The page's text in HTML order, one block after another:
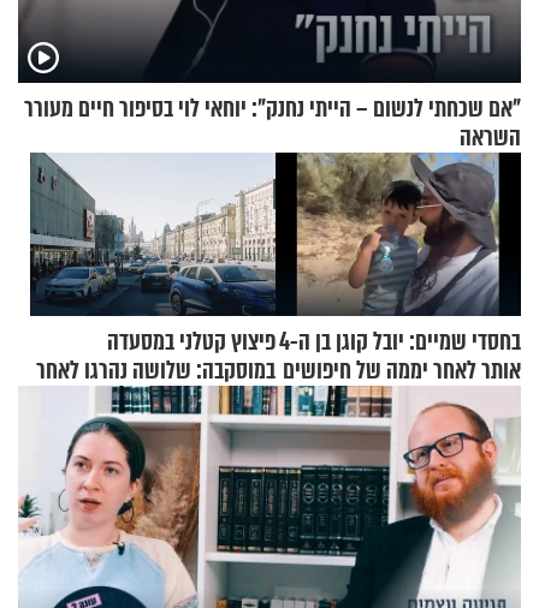
"אם שכחתי לנשום – הייתי נחנק": יוחאי לוי בסיפור חיים מעורר
השראה
בחסדי שמיים: יובל קוגן בן ה-4
אותר לאחר יממה של חיפושים
פיצוץ קטלני במסעדה
במוסקבה: שלושה נהרגו לאחר
שמטען שנשאה אישה התפוצץ